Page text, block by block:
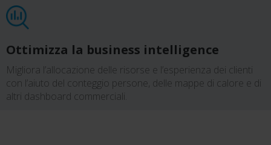
Ottimizza la business intelligence
Migliora l’allocazione delle risorse e l’esperienza dei clienti
con l’aiuto del conteggio persone, delle mappe di calore e di
altri dashboard commerciali.